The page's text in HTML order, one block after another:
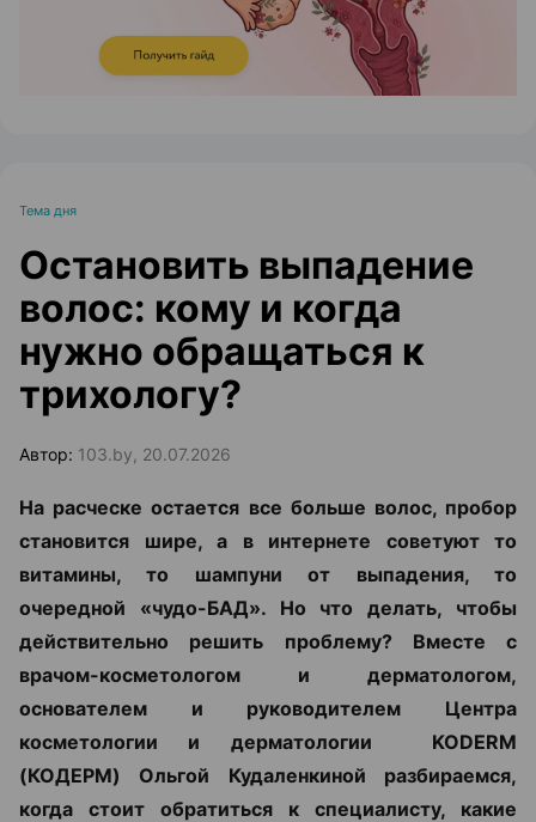
Тема дня
Остановить выпадение
волос: кому и когда
нужно обращаться к
трихологу?
Автор: 103.by, 20.07.2026
На расческе остается все больше волос, пробор
становится шире, а в интернете советуют то
витамины, то шампуни от выпадения, то
очередной «чудо-БАД». Но что делать, чтобы
действительно решить проблему? Вместе с
врачом-косметологом и дерматологом,
основателем и руководителем Центра
косметологии и дерматологии KODERM
(КОДЕРМ) Ольгой Кудаленкиной разбираемся,
когда стоит обратиться к специалисту, какие